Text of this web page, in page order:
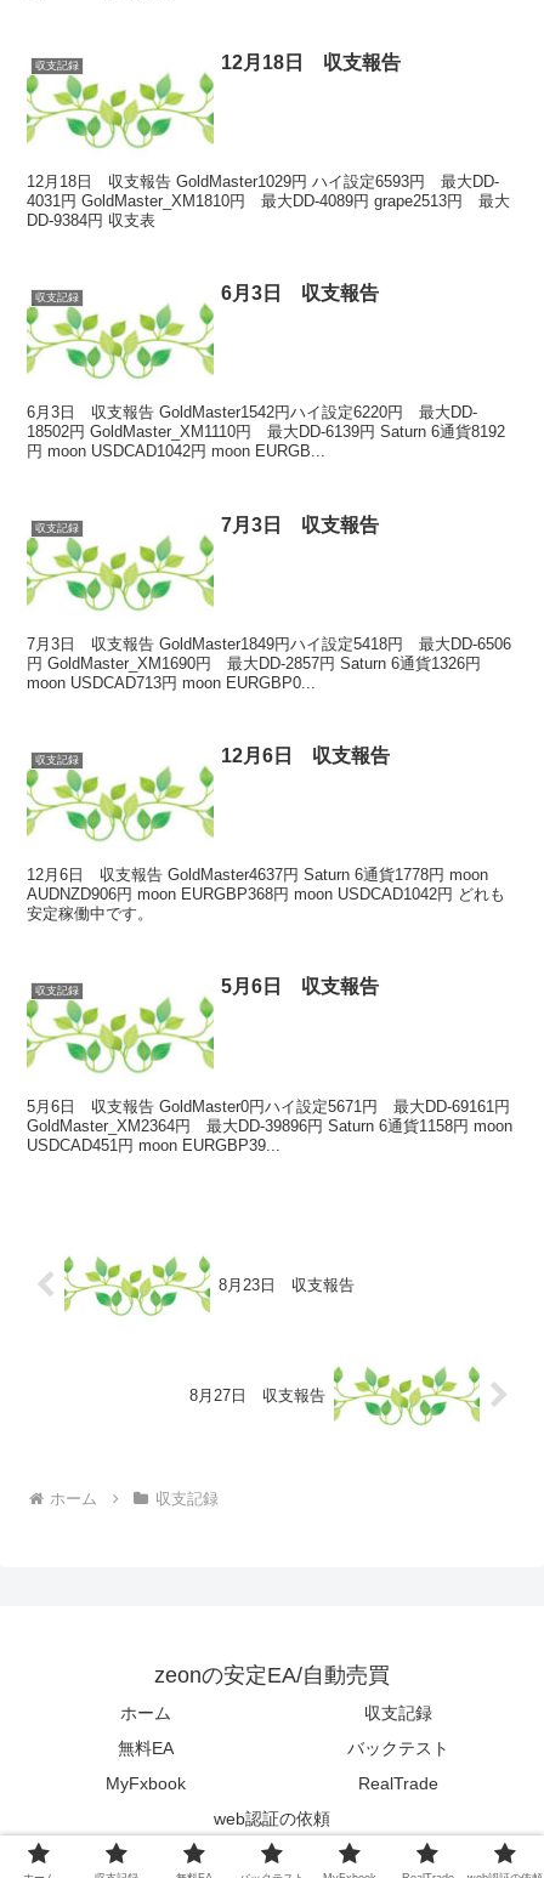
収支記録 12月18日 収支報告
12月18日 収支報告 GoldMaster1029円 ハイ設定6593円 最大DD-
4031円 GoldMaster_XM1810円 最大DD-4089円 grape2513円 最大
DD-9384円 収支表
収支記録 6月3日 収支報告
6月3日 収支報告 GoldMaster1542円ハイ設定6220円 最大DD-
18502円 GoldMaster_XM1110円 最大DD-6139円 Saturn 6通貨8192
円 moon USDCAD1042円 moon EURGB...
収支記録 7月3日 収支報告
7月3日 収支報告 GoldMaster1849円ハイ設定5418円 最大DD-6506
円 GoldMaster_XM1690円 最大DD-2857円 Saturn 6通貨1326円
moon USDCAD713円 moon EURGBP0...
収支記録 12月6日 収支報告
12月6日 収支報告 GoldMaster4637円 Saturn 6通貨1778円 moon
AUDNZD906円 moon EURGBP368円 moon USDCAD1042円 どれも
安定稼働中です。
収支記録 5月6日 収支報告
5月6日 収支報告 GoldMaster0円ハイ設定5671円 最大DD-69161円
GoldMaster_XM2364円 最大DD-39896円 Saturn 6通貨1158円 moon
USDCAD451円 moon EURGBP39...
8月23日 収支報告
8月27日 収支報告
ホーム 収支記録
zeonの安定EA/自動売買
ホーム
収支記録
無料EA
バックテスト
MyFxbook
RealTrade
web認証の依頼
© 2023 zeonの安定EA/自動売買.